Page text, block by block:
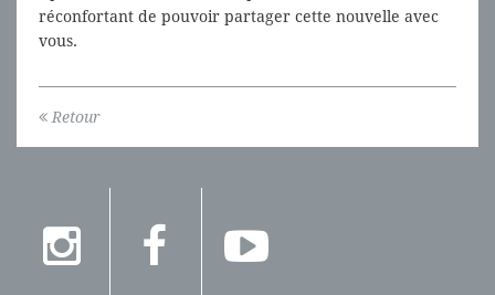
réconfortant de pouvoir partager cette nouvelle avec
vous.
Retour